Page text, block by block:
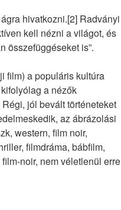
hivatkozni.[2] Radványi
kell nézni a világot, és
összefüggéseket is”.
film) a populáris kultúra
a nézők
jól bevált történeteket
az ábrázolási
western, film noir,
filmdráma, bábfilm,
noir, nem véletlenül erre